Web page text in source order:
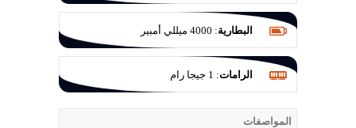
البطارية: 4000 ميللي أمبير
الرامات: 1 جيجا رام
المواصفات